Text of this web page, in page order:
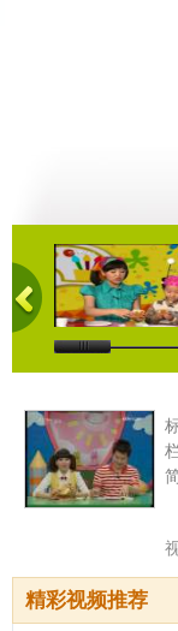
精彩视频推荐